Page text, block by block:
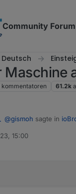
Community Forum
Deutsch
Maschine
kommentatoren 61.2k
@gismoh sagte in
15:00